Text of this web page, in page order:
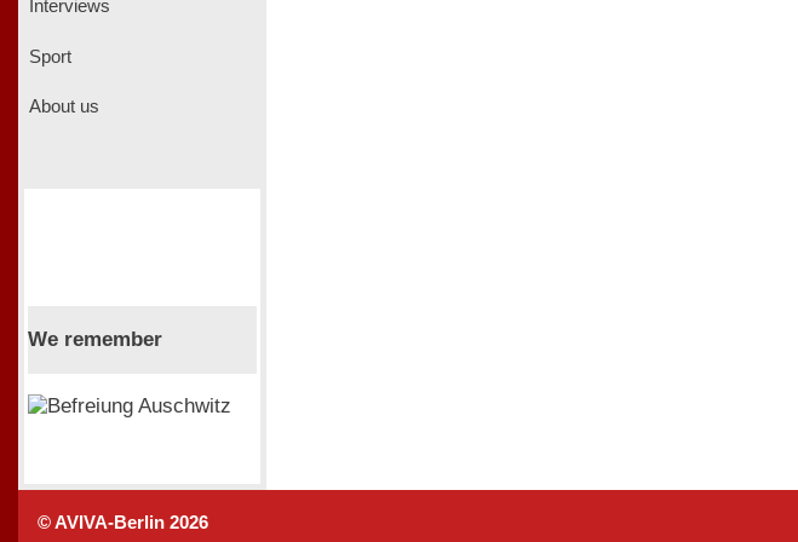
Interviews
Sport
About us
We remember
© AVIVA-Berlin 2026